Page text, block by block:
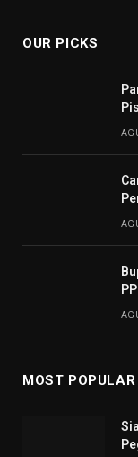
OUR PICKS
MOST POPULAR